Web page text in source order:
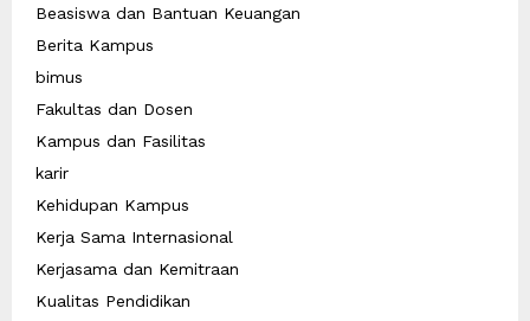
Beasiswa dan Bantuan Keuangan
Berita Kampus
bimus
Fakultas dan Dosen
Kampus dan Fasilitas
karir
Kehidupan Kampus
Kerja Sama Internasional
Kerjasama dan Kemitraan
Kualitas Pendidikan